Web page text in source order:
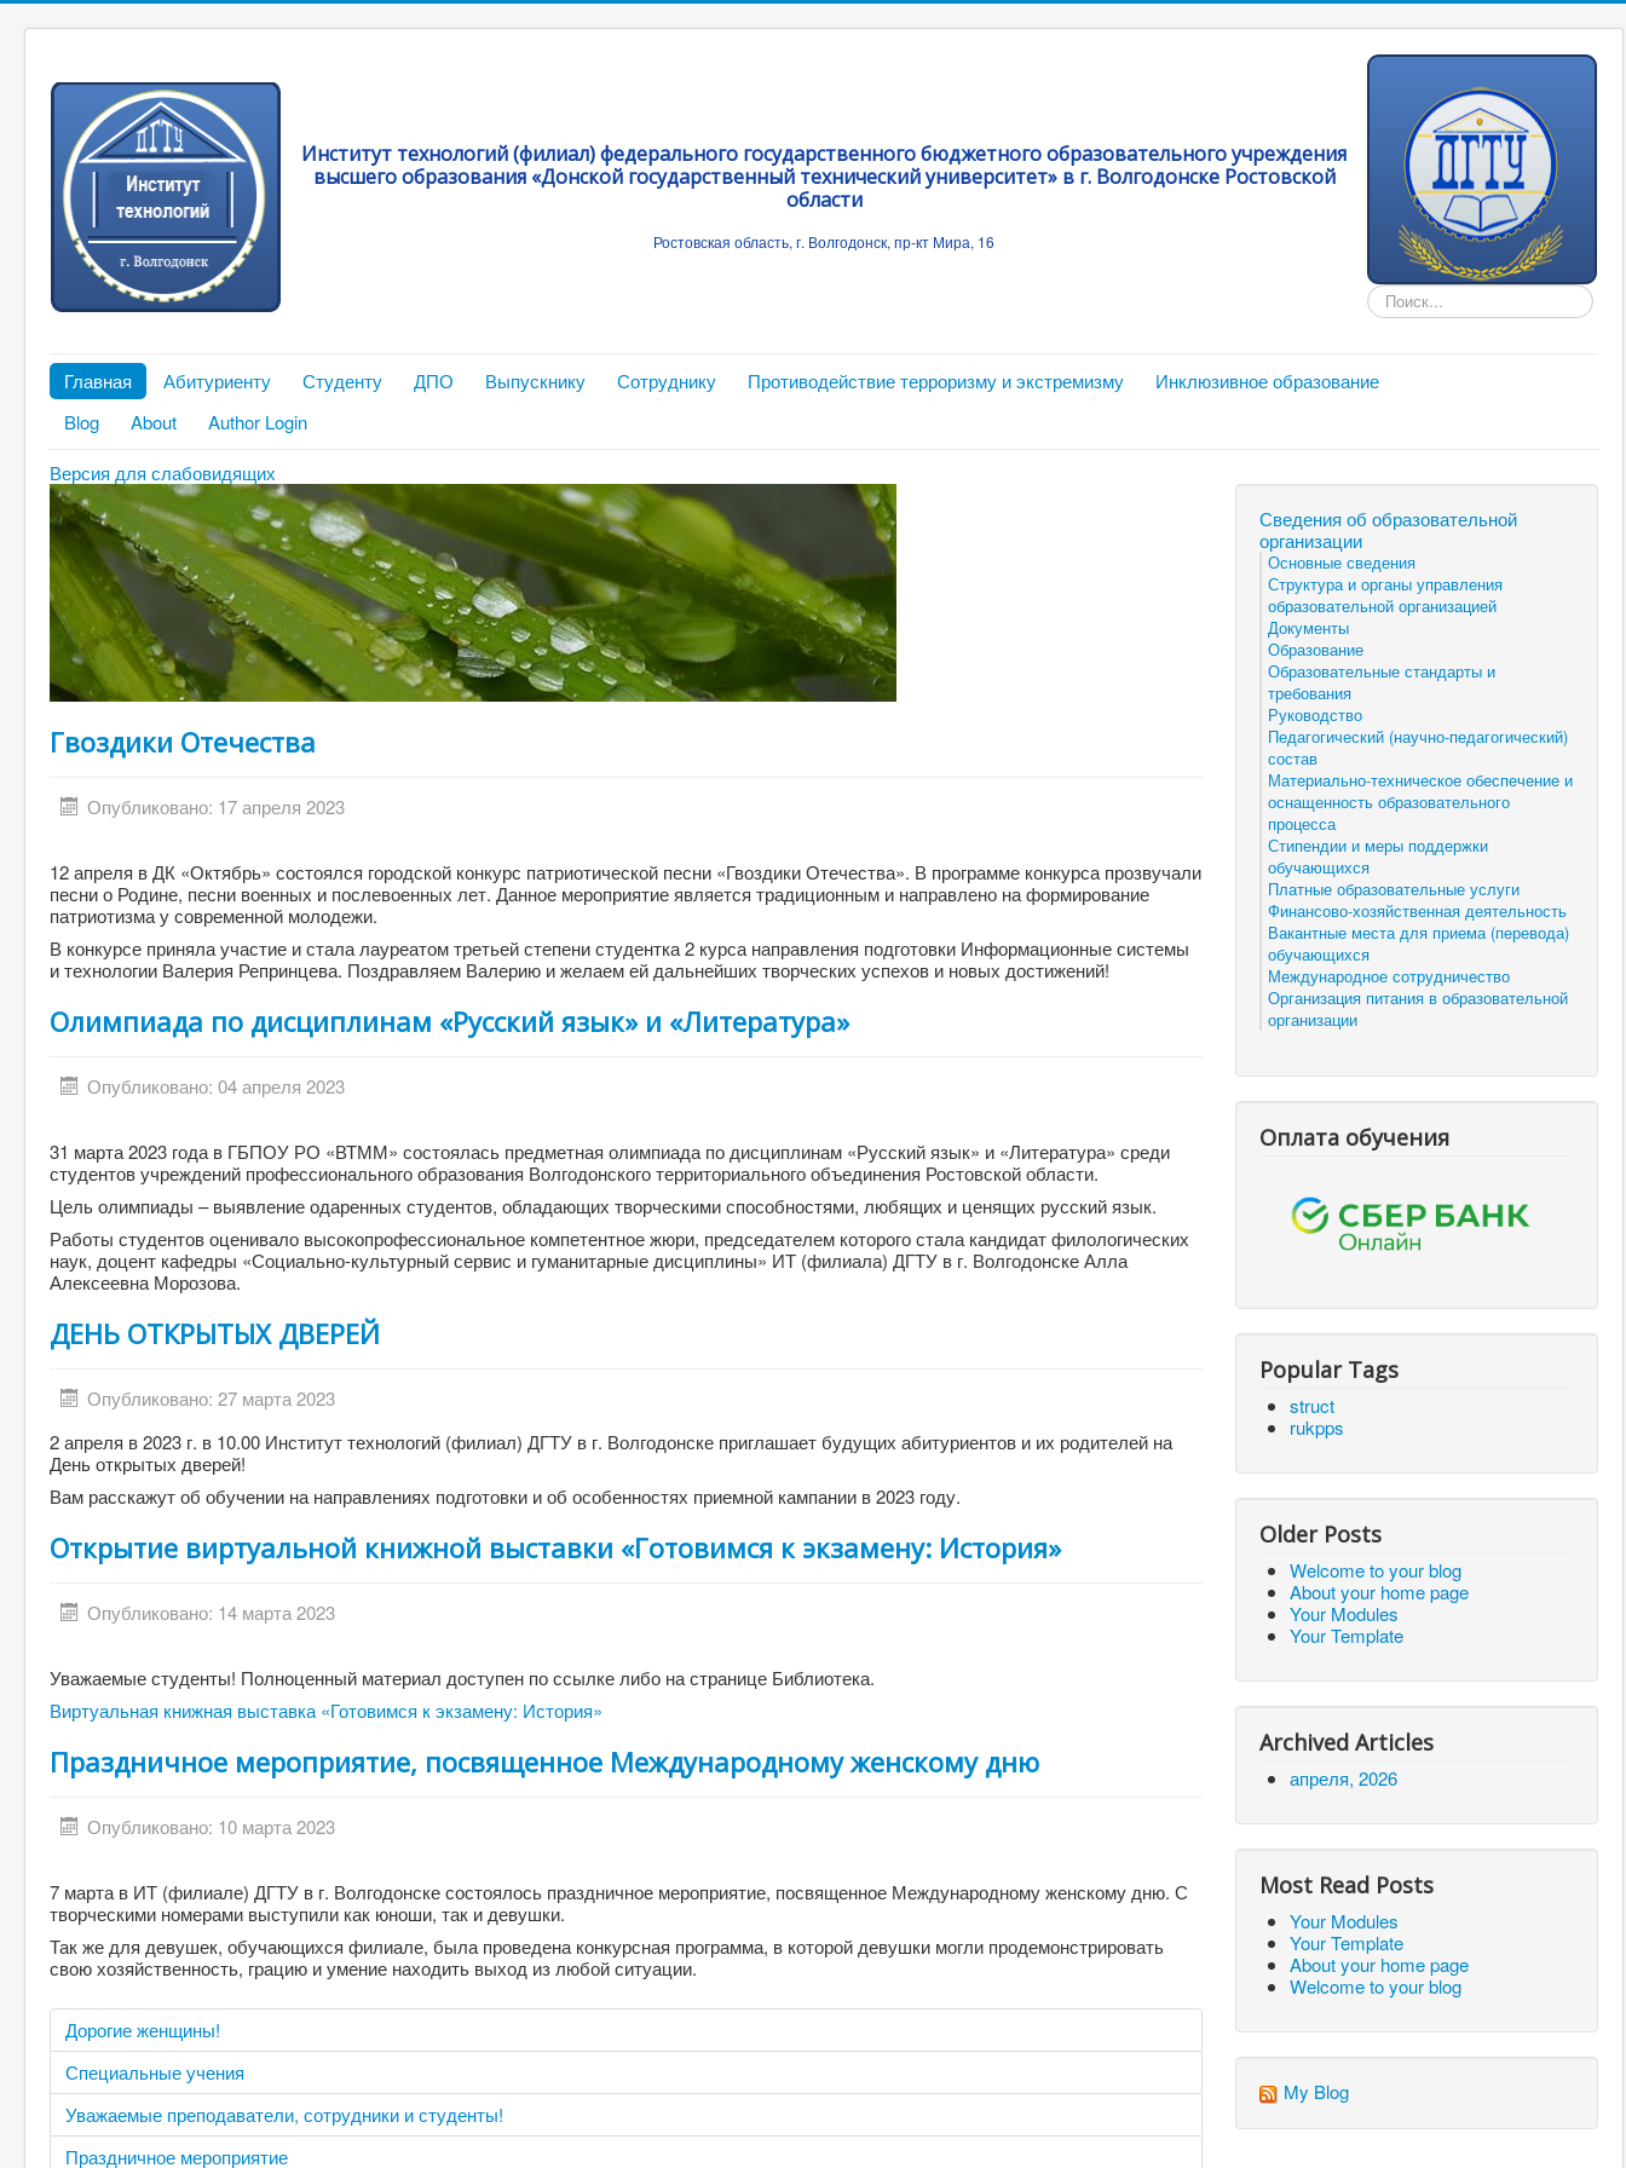
Институт технологий (филиал) федерального государственного бюджетного образовательного учреждения
высшего образования «Донской государственный технический университет» в г. Волгодонске Ростовской
области
Ростовская область, г. Волгодонск, пр-кт Мира, 16
Искать...
Главная Абитуриенту Студенту ДПО Выпускнику Сотруднику Противодействие терроризму и экстремизму
Инклюзивное образование
Blog
About
Author Login
Версия для слабовидящих
Гвоздики Отечества
Опубликовано: 17 апреля 2023
12 апреля в ДК «Октябрь» состоялся городской конкурс патриотической песни «Гвоздики Отечества». В программе конкурса прозвучали
песни о Родине, песни военных и послевоенных лет. Данное мероприятие является традиционным и направлено на формирование
патриотизма у современной молодежи.
В конкурсе приняла участие и стала лауреатом третьей степени студентка 2 курса направления подготовки Информационные системы
и технологии Валерия Репринцева. Поздравляем Валерию и желаем ей дальнейших творческих успехов и новых достижений!
Олимпиада по дисциплинам «Русский язык» и «Литература»
Опубликовано: 04 апреля 2023
31 марта 2023 года в ГБПОУ РО «ВТММ» состоялась предметная олимпиада по дисциплинам «Русский язык» и «Литература» среди
студентов учреждений профессионального образования Волгодонского территориального объединения Ростовской области.
Цель олимпиады – выявление одаренных студентов, обладающих творческими способностями, любящих и ценящих русский язык.
Работы студентов оценивало высокопрофессиональное компетентное жюри, председателем которого стала кандидат филологических
наук, доцент кафедры «Социально-культурный сервис и гуманитарные дисциплины» ИТ (филиала) ДГТУ в г. Волгодонске Алла
Алексеевна Морозова.
ДЕНЬ ОТКРЫТЫХ ДВЕРЕЙ
Опубликовано: 27 марта 2023
2 апреля в 2023 г. в 10.00 Институт технологий (филиал) ДГТУ в г. Волгодонске приглашает будущих абитуриентов и их родителей на
День открытых дверей!
Вам расскажут об обучении на направлениях подготовки и об особенностях приемной кампании в 2023 году.
Открытие виртуальной книжной выставки «Готовимся к экзамену: История»
Опубликовано: 14 марта 2023
Уважаемые студенты! Полноценный материал доступен по ссылке либо на странице Библиотека.
Виртуальная книжная выставка «Готовимся к экзамену: История»
Праздничное мероприятие, посвященное Международному женскому дню
Опубликовано: 10 марта 2023
7 марта в ИТ (филиале) ДГТУ в г. Волгодонске состоялось праздничное мероприятие, посвященное Международному женскому дню. С
творческими номерами выступили как юноши, так и девушки.
Так же для девушек, обучающихся филиале, была проведена конкурсная программа, в которой девушки могли продемонстрировать
свою хозяйственность, грацию и умение находить выход из любой ситуации.
Дорогие женщины!
Специальные учения
Уважаемые преподаватели, сотрудники и студенты!
Праздничное мероприятие
Сведения об образовательной
организации
Основные сведения
Структура и органы управления
образовательной организацией
Документы
Образование
Образовательные стандарты и
требования
Руководство
Педагогический (научно-педагогический)
состав
Материально-техническое обеспечение и
оснащенность образовательного
процесса
Стипендии и меры поддержки
обучающихся
Платные образовательные услуги
Финансово-хозяйственная деятельность
Вакантные места для приема (перевода)
обучающихся
Международное сотрудничество
Организация питания в образовательной
организации
Оплата обучения
Popular Tags
struct
rukpps
Older Posts
Welcome to your blog
About your home page
Your Modules
Your Template
Archived Articles
апреля, 2026
Most Read Posts
Your Modules
Your Template
About your home page
Welcome to your blog
My Blog